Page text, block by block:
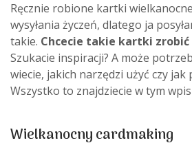
Ręcznie robione kartki
wysyłania życzeń, dlatego ja
takie. Chcecie takie kartki
Szukacie inspiracji? A może
wiecie, jakich narzędzi użyć czy jak
Wszystko to znajdziecie w tym
Wielkanocny cardmaking